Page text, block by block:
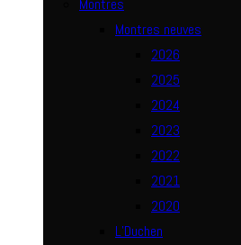
Montres neuves
2026
2025
2024
2023
2022
2021
2020
L’Duchen